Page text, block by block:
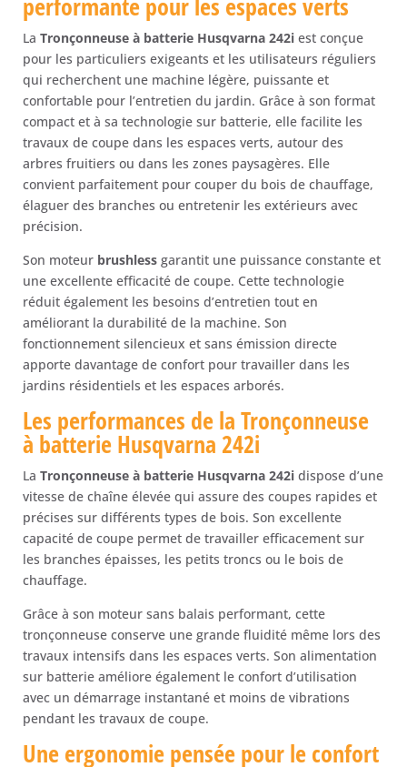
performante pour les espaces verts
La Tronçonneuse à batterie Husqvarna 242i est conçue
pour les particuliers exigeants et les utilisateurs réguliers
qui recherchent une machine légère, puissante et
confortable pour l’entretien du jardin. Grâce à son format
compact et à sa technologie sur batterie, elle facilite les
travaux de coupe dans les espaces verts, autour des
arbres fruitiers ou dans les zones paysagères. Elle
convient parfaitement pour couper du bois de chauffage,
élaguer des branches ou entretenir les extérieurs avec
précision.
Son moteur brushless garantit une puissance constante et
une excellente efficacité de coupe. Cette technologie
réduit également les besoins d’entretien tout en
améliorant la durabilité de la machine. Son
fonctionnement silencieux et sans émission directe
apporte davantage de confort pour travailler dans les
jardins résidentiels et les espaces arborés.
Les performances de la Tronçonneuse
à batterie Husqvarna 242i
La Tronçonneuse à batterie Husqvarna 242i dispose d’une
vitesse de chaîne élevée qui assure des coupes rapides et
précises sur différents types de bois. Son excellente
capacité de coupe permet de travailler efficacement sur
les branches épaisses, les petits troncs ou le bois de
chauffage.
Grâce à son moteur sans balais performant, cette
tronçonneuse conserve une grande fluidité même lors des
travaux intensifs dans les espaces verts. Son alimentation
sur batterie améliore également le confort d’utilisation
avec un démarrage instantané et moins de vibrations
pendant les travaux de coupe.
Une ergonomie pensée pour le confort